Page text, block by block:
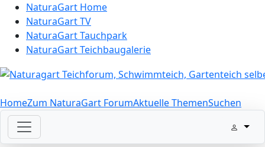
NaturaGart Home
NaturaGart TV
NaturaGart Tauchpark
NaturaGart Teichbaugalerie
HomeZum NaturaGart ForumAktuelle ThemenSuchen